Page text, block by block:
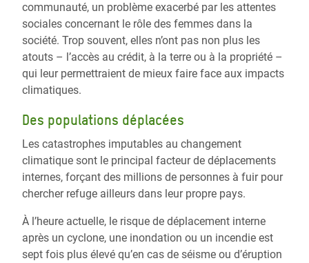
communauté, un problème exacerbé par les attentes
sociales concernant le rôle des femmes dans la
société. Trop souvent, elles n’ont pas non plus les
atouts – l’accès au crédit, à la terre ou à la propriété –
qui leur permettraient de mieux faire face aux impacts
climatiques.
Des populations déplacées
Les catastrophes imputables au changement
climatique sont le principal facteur de déplacements
internes, forçant des millions de personnes à fuir pour
chercher refuge ailleurs dans leur propre pays.
À l’heure actuelle, le risque de déplacement interne
après un cyclone, une inondation ou un incendie est
sept fois plus élevé qu’en cas de séisme ou d’éruption